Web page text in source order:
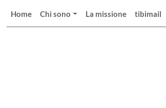
Home Chi sono La missione tibimail